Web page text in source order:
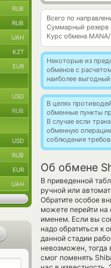
Всего по
Суммарный резерв
Курс обмена
Некоторые из
обменов с
наиболее
В целях
обменные пункты
В случае если
обменную
соблюдения
Об обмене
В приведенной
ручной или
Обратите особое
можете перейти на
именем. Если вы
надо обратиться к
данной стадии
невозможен,
смог поменять
RUB
RUB
UAH
KZT
EUR
USD
RUB
USD
RUB
EUR
UAH